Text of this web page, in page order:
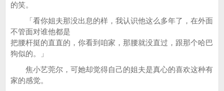
的笑。
「看你姐夫那没出息的样，我认识他这么多年了，在外面
不管面对谁他都是
把腰杆挺的直直的，你看到咱家，那腰就没直过，跟那个哈巴
狗似的。」
焦小艺莞尔，可她却觉得自己的姐夫是真心的喜欢这种有
家的感觉。